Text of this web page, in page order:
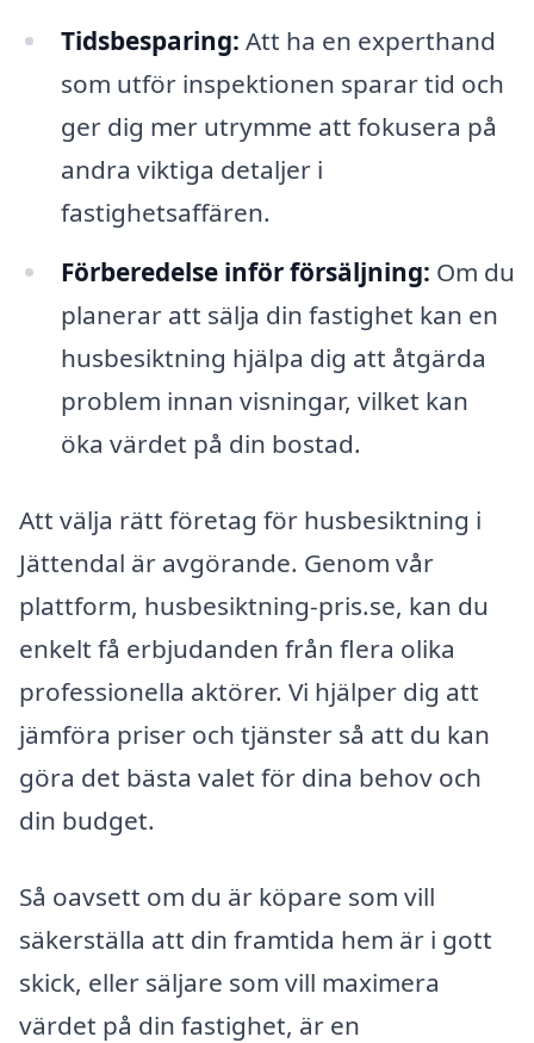
Tidsbesparing: Att ha en experthand
som utför inspektionen sparar tid och
ger dig mer utrymme att fokusera på
andra viktiga detaljer i
fastighetsaffären.
Förberedelse inför försäljning: Om du
planerar att sälja din fastighet kan en
husbesiktning hjälpa dig att åtgärda
problem innan visningar, vilket kan
öka värdet på din bostad.
Att välja rätt företag för husbesiktning i
Jättendal är avgörande. Genom vår
plattform, husbesiktning-pris.se, kan du
enkelt få erbjudanden från flera olika
professionella aktörer. Vi hjälper dig att
jämföra priser och tjänster så att du kan
göra det bästa valet för dina behov och
din budget.
Så oavsett om du är köpare som vill
säkerställa att din framtida hem är i gott
skick, eller säljare som vill maximera
värdet på din fastighet, är en